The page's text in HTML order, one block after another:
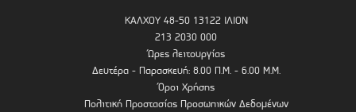
ΚΑΛΧΟΥ 48-50 13122 ΙΛΙΟΝ
213 2030 000
Ώρες λειτουργίας
Δευτέρα - Παρασκευή: 8.00 Π.Μ. - 6.00 Μ.Μ.
Όροι Χρήσης
Πολιτική Προστασίας Προσωπικών Δεδομένων